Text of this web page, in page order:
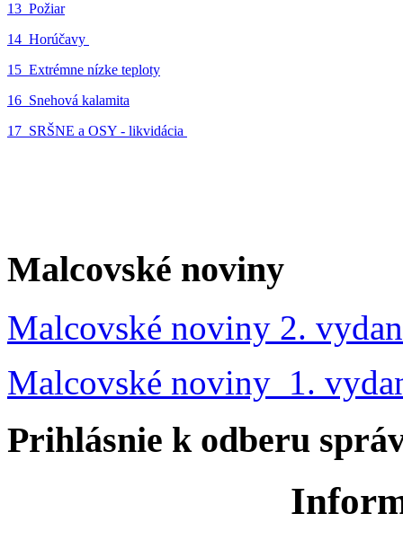
13_Požiar
14_Horúčavy
15_Extrémne nízke teploty
16_Snehová kalamita
17_SRŠNE a OSY - likvidácia
Malcovské noviny
Malcovské noviny 2.
Malcovské noviny 1.
Prihlásnie k odberu